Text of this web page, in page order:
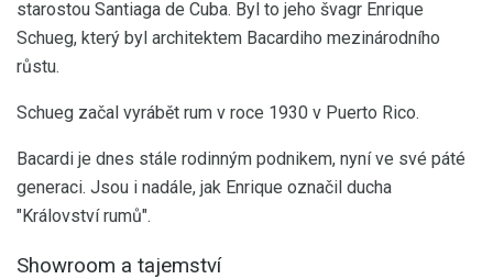
starostou Santiaga de Cuba. Byl to jeho švagr Enrique
Schueg, který byl architektem Bacardiho mezinárodního
růstu.
Schueg začal vyrábět rum v roce 1930 v Puerto Rico.
Bacardi je dnes stále rodinným podnikem, nyní ve své páté
generaci. Jsou i nadále, jak Enrique označil ducha
"Království rumů".
Showroom a tajemství